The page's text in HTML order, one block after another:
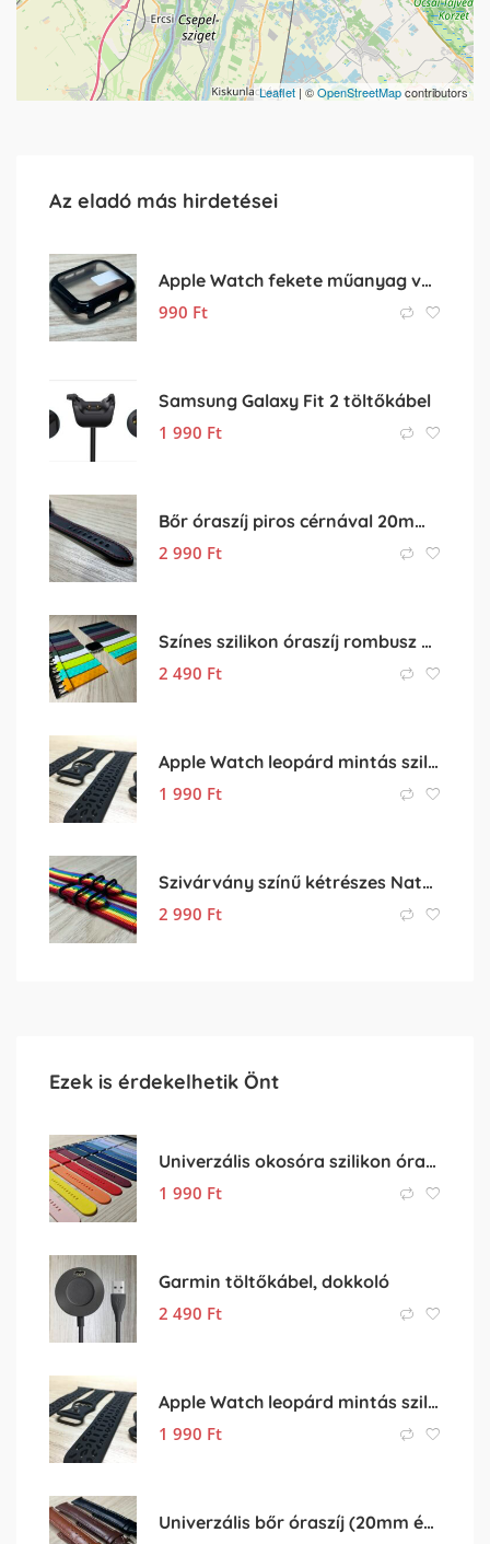
Leaflet | ©OpenStreetMapcontributors
Az eladó más hirdetései
Apple Watch fekete műanyag védőtok
990 Ft
Samsung Galaxy Fit 2 töltőkábel
1 990 Ft
Bőr óraszíj piros cérnával 20mm-es méretben
2 990 Ft
Színes szilikon óraszíj rombusz mintával (20mm-es méret)
2 490 Ft
Apple Watch leopárd mintás szilikon óraszíj (óra szíj)
1 990 Ft
Szivárvány színű kétrészes Nato óraszíj – 20mm
2 990 Ft
Ezek is érdekelhetik Önt
Univerzális okosóra szilikon óraszíj eladó – 22mm
1 990 Ft
Garmin töltőkábel, dokkoló
2 490 Ft
Apple Watch leopárd mintás szilikon óraszíj (óra szíj)
1 990 Ft
Univerzális bőr óraszíj (20mm és 22mm)